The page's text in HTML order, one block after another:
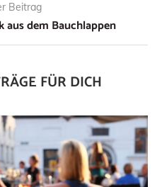
Beitrag
aus dem Bauchlappen
FÜR DICH